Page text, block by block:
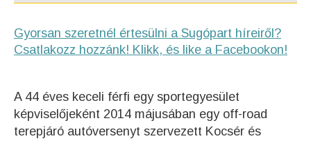
Gyorsan szeretnél értesülni a Sugópart híreiről?
Csatlakozz hozzánk! Klikk, és like a Facebookon!
A 44 éves keceli férfi egy sportegyesület
képviselőjeként 2014 májusában egy off-road
terepjáró autóversenyt szervezett Kocsér és